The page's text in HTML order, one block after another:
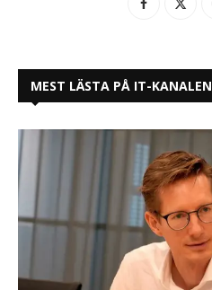
MEST LÄSTA PÅ IT-KANALEN